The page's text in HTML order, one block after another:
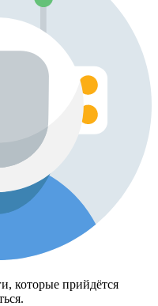
которые прийдётся